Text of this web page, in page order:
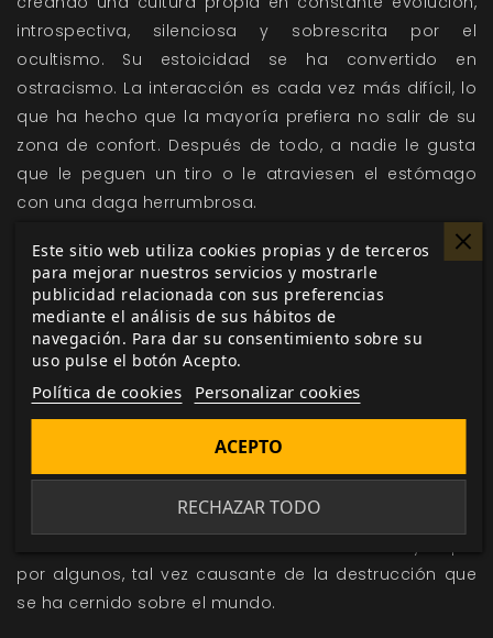
introspectiva, silenciosa y sobrescrita por el
ocultismo. Su estoicidad se ha convertido en
ostracismo. La interacción es cada vez más difícil, lo
que ha hecho que la mayoría prefiera no salir de su
zona de confort. Después de todo, a nadie le gusta
que le peguen un tiro o le atraviesen el estómago
con una daga herrumbrosa.
¿Qué pasa con los extranjeros? Tras la Segunda
Guerra Mundial, muchas de las islas niponas
quedaron bajo control estadounidense y, tras los
sucesos de las guerras estatales de hace unos años,
todavía no queda muy claro qué pasó con los
efectivos desplegados allí. Cierto es que Japón
aunque sintieron curiosidad por lo que había fuera,
por algunos, tal vez causante de la destrucción que
se ha cernido sobre el mundo.
Este sitio web utiliza cookies propias y de terceros
para mejorar nuestros servicios y mostrarle
publicidad relacionada con sus preferencias
mediante el análisis de sus hábitos de
navegación. Para dar su consentimiento sobre su
uso pulse el botón Acepto.
Política de cookies Personalizar cookies
RECHAZAR TODO
ACEPTO